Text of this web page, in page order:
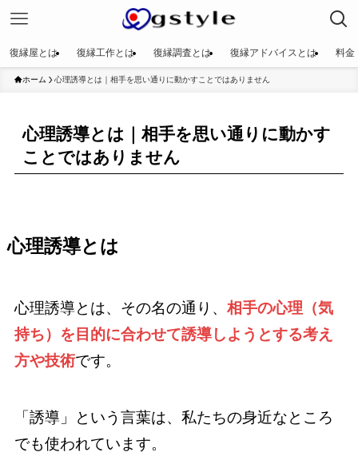
復縁屋とは 復縁工作とは 復縁調査とは 復縁アドバイスとは 料金
ホーム 心理誘導とは｜相手を思い通りに動かすことではありません
心理誘導とは｜相手を思い通りに動かす
ことではありません
心理誘導とは
心理誘導とは、その名の通り、 相手の心理（気
持ち）を目的に合わせて誘導しようとする考え
方や技術です。
「誘導」という言葉は、私たちの身近なところ
でも使われています。